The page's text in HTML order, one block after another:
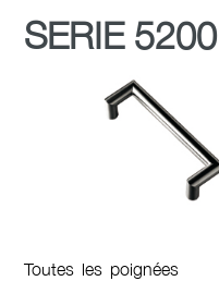
SERIE 5200
Toutes les poignées